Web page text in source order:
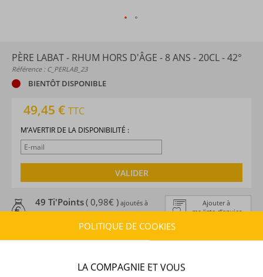
PÈRE LABAT - RHUM HORS D'ÂGE - 8 ANS - 20CL - 42°
Référence : C_PERLAB_23
BIENTÔT DISPONIBLE
49,45 € TTC
M’AVERTIR DE LA DISPONIBILITÉ :
VALIDER
Ajouter à
ma liste d’envies
49 Ti'Points( 0,98€ ) ajoutés à
ma cagnotte en achetant ce produit
ESTIMATION DE LIVRAISON
À partir de 9,90 € (OFFERTS DÈS 150 € D’ACHAT
POLITIQUE DE COOKIES
LA COMPAGNIE ET VOUS